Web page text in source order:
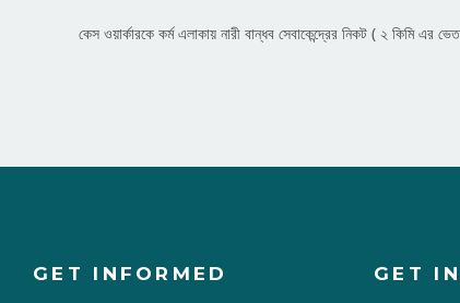
কেস ওয়ার্কারকে কর্ম এলাকায় নারী বান্ধব সেবাকেন্দ্রের নিকট ( ২ কিমি
GET INFORMED GET